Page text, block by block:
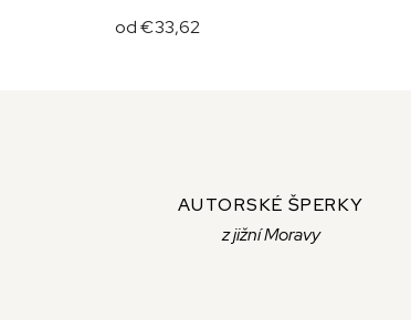
od€33,62
AUTORSKÉ ŠPERKY
z jižní Moravy